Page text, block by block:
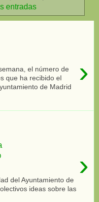
entradas
›
el número de
que ha recibido el
de Madrid
›
del Ayuntamiento de
ideas sobre las